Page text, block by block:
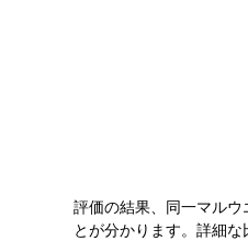
評価の結果、同一マル
とが分かります。詳細な